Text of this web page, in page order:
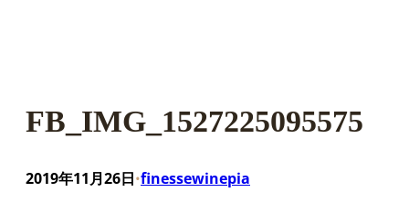
FB_IMG_1527225095575
2019年11月26日•finessewinepia